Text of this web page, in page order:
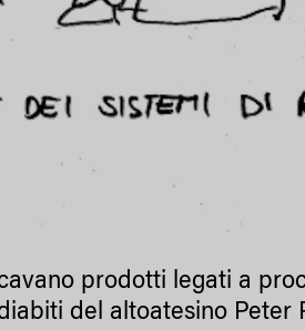
prodotti legati a
del altoatesino